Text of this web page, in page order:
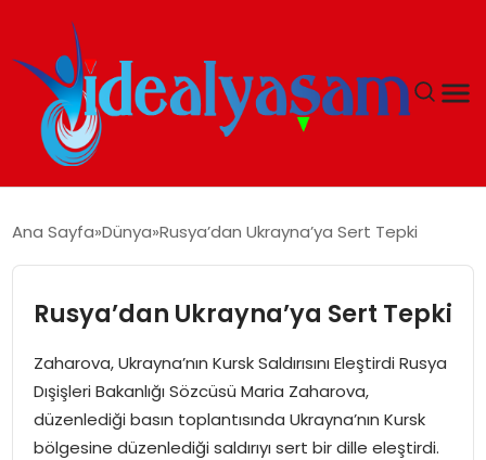
GÜNDEM
EKONOMI
İDEAL YAŞAM
İDEAL SPOR
Ana Sayfa Dünya Rusya’dan Ukrayna’ya Sert Tepki
Rusya’dan Ukrayna’ya Sert Tepki
Zaharova, Ukrayna’nın Kursk Saldırısını Eleştirdi Rusya
Dışişleri Bakanlığı Sözcüsü Maria Zaharova,
düzenlediği basın toplantısında Ukrayna’nın Kursk
bölgesine düzenlediği saldırıyı sert bir dille eleştirdi.